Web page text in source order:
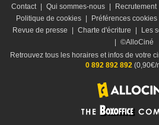
Contact Qui sommes-nous Recrutement
Politique de cookies
Préférences cookies
Revue de presse
Charte d'écriture Les
©AlloCiné
Retrouvez tous les horaires et infos de votre
0 892 892 892(0,90€/